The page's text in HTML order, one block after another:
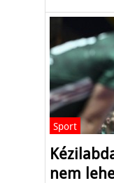
Sport
nem